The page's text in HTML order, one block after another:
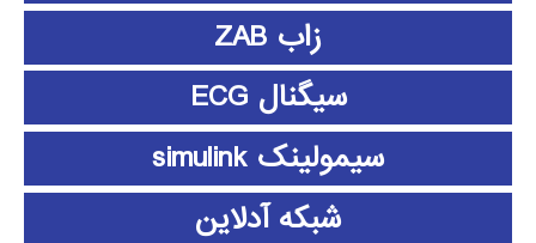
زاب ZAB
سیگنال ECG
سیمولینک simulink
شبکه آدلاین